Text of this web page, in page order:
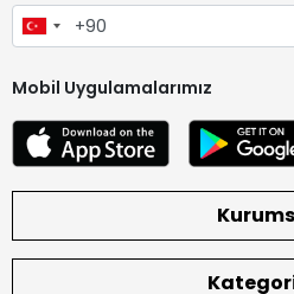
Mobil Uygulamalarımız